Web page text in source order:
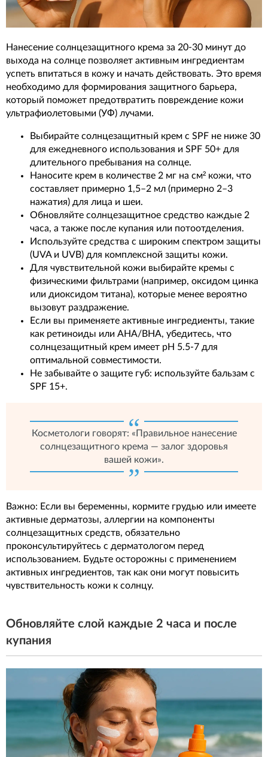
Нанесение солнцезащитного крема за 20-30 минут до
выхода на солнце позволяет активным ингредиентам
успеть впитаться в кожу и начать действовать. Это время
необходимо для формирования защитного барьера,
который поможет предотвратить повреждение кожи
ультрафиолетовыми (УФ) лучами.
Выбирайте солнцезащитный крем с SPF не ниже 30
для ежедневного использования и SPF 50+ для
длительного пребывания на солнце.
Наносите крем в количестве 2 мг на см² кожи, что
составляет примерно 1,5–2 мл (примерно 2–3
нажатия) для лица и шеи.
Обновляйте солнцезащитное средство каждые 2
часа, а также после купания или потоотделения.
Используйте средства с широким спектром защиты
(UVA и UVB) для комплексной защиты кожи.
Для чувствительной кожи выбирайте кремы с
физическими фильтрами (например, оксидом цинка
или диоксидом титана), которые менее вероятно
вызовут раздражение.
Если вы применяете активные ингредиенты, такие
как ретиноиды или AHA/BHA, убедитесь, что
солнцезащитный крем имеет pH 5.5-7 для
оптимальной совместимости.
Не забывайте о защите губ: используйте бальзам с
SPF 15+.
Косметологи говорят: «Правильное нанесение
солнцезащитного крема — залог здоровья
вашей кожи».
Важно: Если вы беременны, кормите грудью или имеете
активные дерматозы, аллергии на компоненты
солнцезащитных средств, обязательно
проконсультируйтесь с дерматологом перед
использованием. Будьте осторожны с применением
активных ингредиентов, так как они могут повысить
чувствительность кожи к солнцу.
Обновляйте слой каждые 2 часа и после
купания